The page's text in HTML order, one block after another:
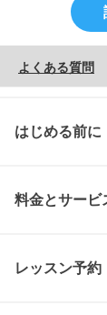
よくある質問
はじめる前に
料金とサービ
レッスン予約